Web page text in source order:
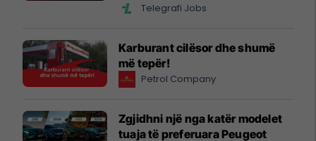
Telegrafi Jobs
Karburant cilësor dhe shumë
më tepër!
Petrol Company
Zgjidhni një nga katër modelet
tuaja të preferuara Peugeot